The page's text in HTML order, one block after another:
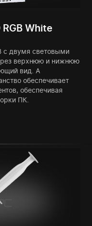
RGB White
с двумя световыми
верхнюю и нижнюю
вид. А
обеспечивает
обеспечивая
ПК.